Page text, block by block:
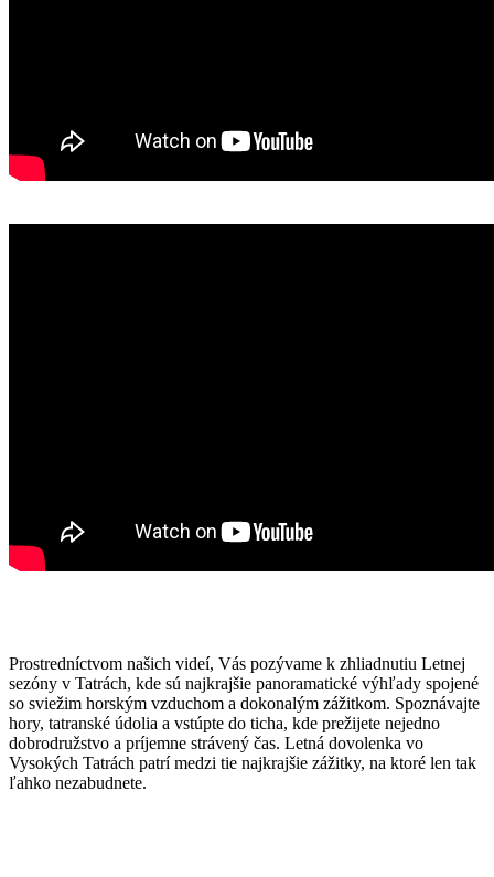
Prostredníctvom našich videí, Vás pozývame k zhliadnutiu Letnej
sezóny v Tatrách, kde sú najkrajšie panoramatické výhľady spojené
so sviežim horským vzduchom a dokonalým zážitkom. Spoznávajte
hory, tatranské údolia a vstúpte do ticha, kde prežijete nejedno
dobrodružstvo a príjemne strávený čas. Letná dovolenka vo
Vysokých Tatrách patrí medzi tie najkrajšie zážitky, na ktoré len tak
ľahko nezabudnete.